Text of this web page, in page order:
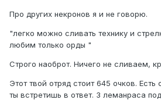
Про других некронов я и не говорю.
"легко можно сливать технику и
любим только орды "
Строго наоброт. Ничего не сливаем,
Этот твой отряд стоит 645 очков.
ты встретишь в ответ. 3 леманраса